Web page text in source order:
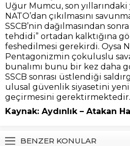
Uğur Mumcu, son yıllarındaki
NATO’dan çıkılmasını
SSCB’nin dağılmasından
tehdidi” ortadan kalktığına
feshedilmesi gerekirdi. Oysa
Pentagonizmin çokuluslu
bunalımı bunu bir kez daha
SSCB sonrası üstlendiği
ulusal güvenlik siyasetini
geçirmesini
Kaynak: Aydınlık – Atakan
BENZER KONULAR